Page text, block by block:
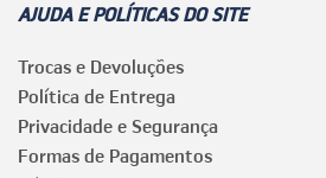
AJUDA E POLÍTICAS DO SITE
Trocas e Devoluções
Política de Entrega
Privacidade e Segurança
Formas de Pagamentos